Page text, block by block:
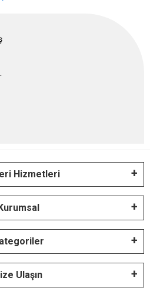
Hizmetleri
Ulaşın